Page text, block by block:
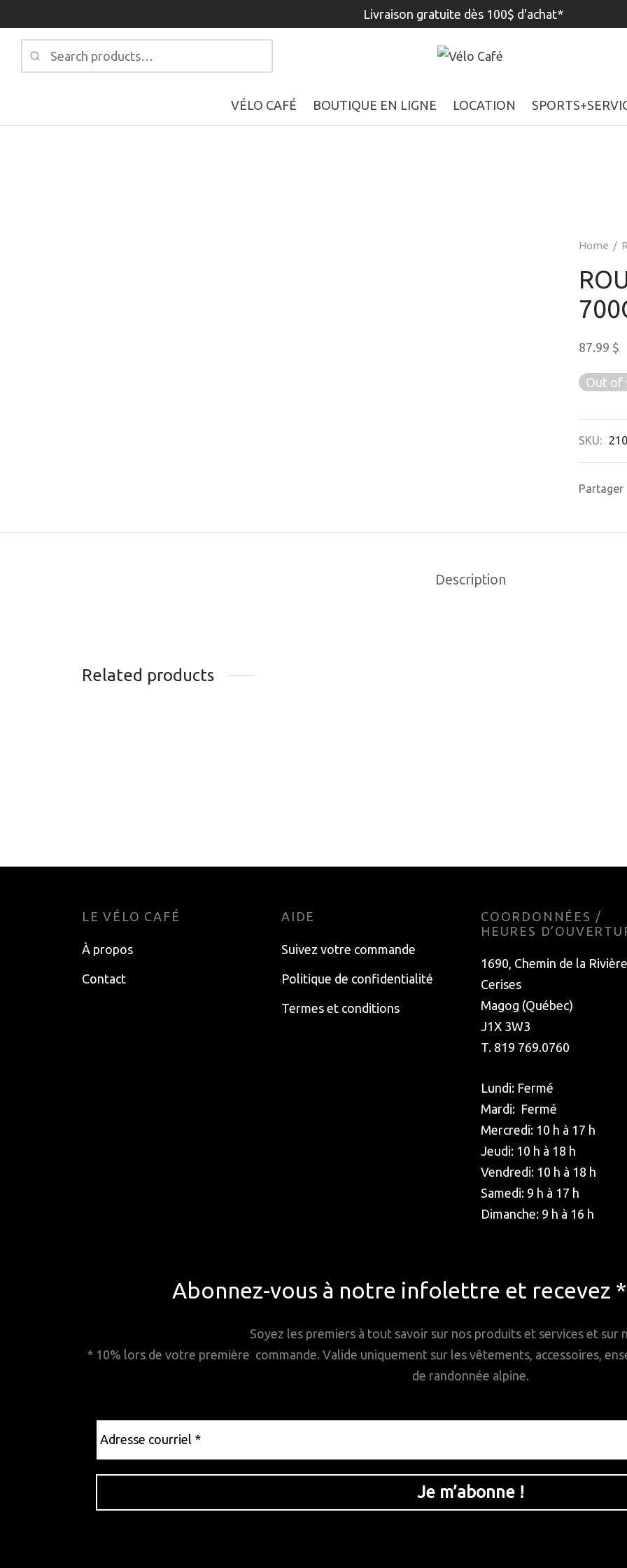
Livraison gratuite dès 100$ d'achat*
Search
for:
VÉLO CAFÉ BOUTIQUE EN LIGNE LOCATION
Home /
87.99 $
Out of
SKU:
Partager
Description
Related products
Add to cart
LE VÉLO CAFÉ
À propos
Contact
AIDE
Suivez votre commande
Politique de confidentialité
Termes et conditions
COORDONNÉES /
HEURES
1690, Chemin de la
Cerises
Magog (Québec)
J1X 3W3
T. 819 769.0760
Lundi: Fermé
Mardi: Fermé
Mercredi: 10 h à 17 h
Jeudi: 10 h à 18 h
Vendredi: 10 h à 18 h
Samedi: 9 h à 17 h
Dimanche: 9 h à 16 h
Abonnez-vous à notre infolettre et recevez
Soyez les premiers à tout savoir sur nos produits et services et sur
* 10% lors de votre première commande. Valide uniquement sur les vêtements, accessoires,
de randonnée alpine.
courriel